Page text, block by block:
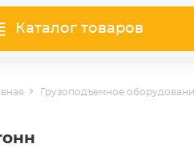
Каталог товаров
Грузоподъемное